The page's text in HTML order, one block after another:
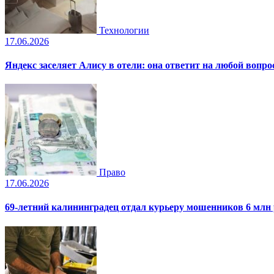
Технологии
17.06.2026
Яндекс заселяет Алису в отели: она ответит на любой
Право
17.06.2026
69-летний калининградец отдал курьеру мошенников 6 млн